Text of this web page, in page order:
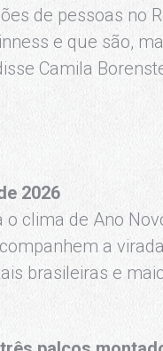
de pessoas no
e que são,
Camila
2026
o clima de Ano
a
brasileiras e